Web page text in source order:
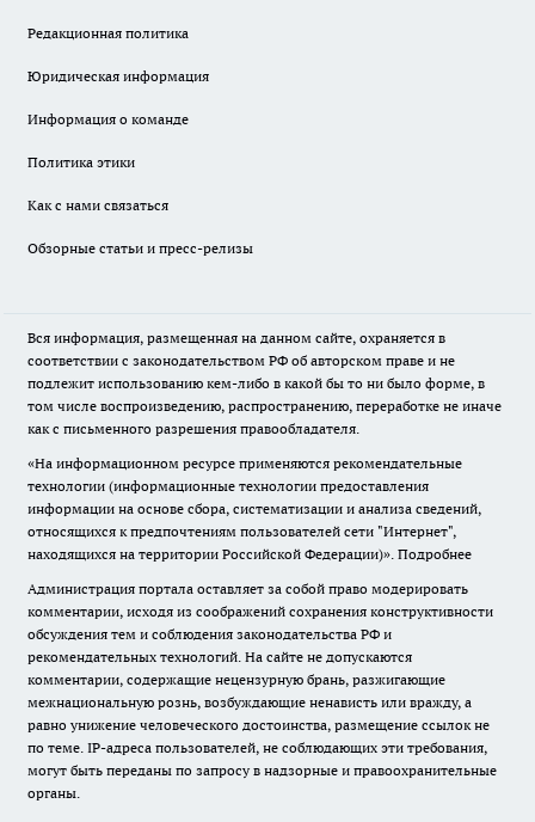
Редакционная политика
Юридическая информация
Информация о команде
Политика этики
Как с нами связаться
Обзорные статьи и пресс-релизы
Вся информация, размещенная на данном сайте, охраняется в
соответствии с законодательством РФ об авторском праве и не
подлежит использованию кем-либо в какой бы то ни было форме, в
том числе воспроизведению, распространению, переработке не иначе
как с письменного разрешения правообладателя.
«На информационном ресурсе применяются рекомендательные
технологии (информационные технологии предоставления
информации на основе сбора, систематизации и анализа сведений,
относящихся к предпочтениям пользователей сети "Интернет",
находящихся на территории Российской Федерации)». Подробнее
Администрация портала оставляет за собой право модерировать
комментарии, исходя из соображений сохранения конструктивности
обсуждения тем и соблюдения законодательства РФ и
рекомендательных технологий. На сайте не допускаются
комментарии, содержащие нецензурную брань, разжигающие
межнациональную рознь, возбуждающие ненависть или вражду, а
равно унижение человеческого достоинства, размещение ссылок не
по теме. IP-адреса пользователей, не соблюдающих эти требования,
могут быть переданы по запросу в надзорные и правоохранительные
органы.